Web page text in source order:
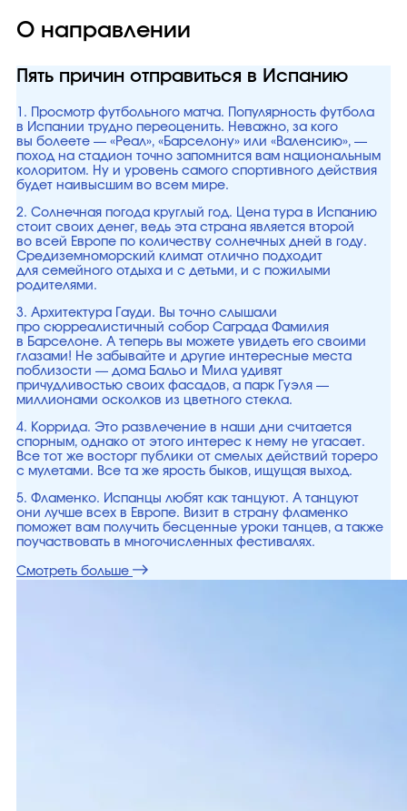
О направлении
Пять причин отправиться в Испанию
1. Просмотр футбольного матча. Популярность футбола
в Испании трудно переоценить. Неважно, за кого
вы болеете — «Реал», «Барселону» или «Валенсию», —
поход на стадион точно запомнится вам национальным
колоритом. Ну и уровень самого спортивного действия
будет наивысшим во всем мире.
2. Солнечная погода круглый год. Цена тура в Испанию
стоит своих денег, ведь эта страна является второй
во всей Европе по количеству солнечных дней в году.
Средиземноморский климат отлично подходит
для семейного отдыха и с детьми, и с пожилыми
родителями.
3. Архитектура Гауди. Вы точно слышали
про сюрреалистичный собор Саграда Фамилия
в Барселоне. А теперь вы можете увидеть его своими
глазами! Не забывайте и другие интересные места
поблизости — дома Бальо и Мила удивят
причудливостью своих фасадов, а парк Гуэля —
миллионами осколков из цветного стекла.
4. Коррида. Это развлечение в наши дни считается
спорным, однако от этого интерес к нему не угасает.
Все тот же восторг публики от смелых действий тореро
с мулетами. Все та же ярость быков, ищущая выход.
5. Фламенко. Испанцы любят как танцуют. А танцуют
они лучше всех в Европе. Визит в страну фламенко
поможет вам получить бесценные уроки танцев, а также
поучаствовать в многочисленных фестивалях.
Смотреть больше